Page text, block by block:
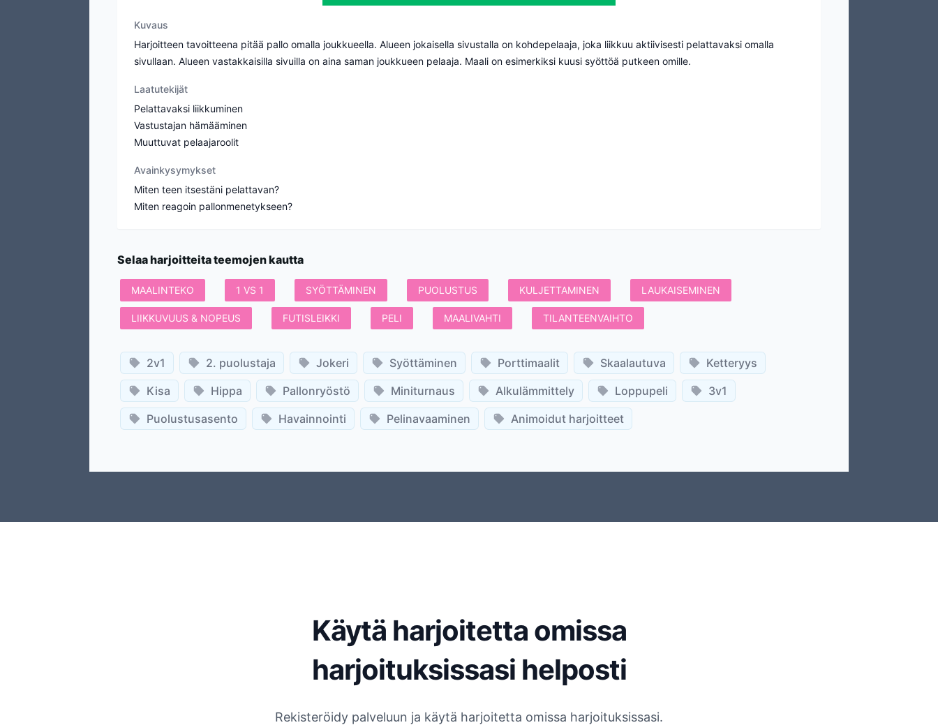
Kuvaus
Harjoitteen tavoitteena pitää pallo omalla joukkueella. Alueen jokaisella sivustalla on kohdepelaaja, joka liikkuu aktiivisesti pelattavaksi omalla
sivullaan. Alueen vastakkaisilla sivuilla on aina saman joukkueen pelaaja. Maali on esimerkiksi kuusi syöttöä putkeen omille.
Laatutekijät
Pelattavaksi liikkuminen
Vastustajan hämääminen
Muuttuvat pelaajaroolit
Avainkysymykset
Miten teen itsestäni pelattavan?
Miten reagoin pallonmenetykseen?
Selaa harjoitteita teemojen kautta
MAALINTEKO 1 VS 1 SYÖTTÄMINEN PUOLUSTUS KULJETTAMINEN LAUKAISEMINEN
LIIKKUVUUS & NOPEUS FUTISLEIKKI PELI MAALIVAHTI TILANTEENVAIHTO
2v1 2. puolustaja Jokeri Syöttäminen Porttimaalit Skaalautuva
Ketteryys
Kisa
Hippa Pallonryöstö Miniturnaus Alkulämmittely Loppupeli
3v1
Puolustusasento
Havainnointi Pelinavaaminen Animoidut harjoitteet
Käytä harjoitetta omissa
harjoituksissasi helposti
Rekisteröidy palveluun ja käytä harjoitetta omissa harjoituksissasi.